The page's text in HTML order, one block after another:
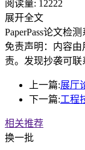
阅读量: 12222
展开全文
PaperPass论文检
免责声明：内容
责。发现抄袭可联
上一篇:展厅
下一篇:工程
相关推荐
换一批